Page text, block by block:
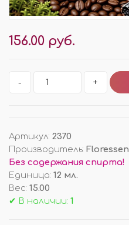
156.00 руб.
- +
Артикул: 2370
Производитель:
Без содержания спирта!
Единица: 12 мл.
Вес: 15.00
✔ В наличии: 1